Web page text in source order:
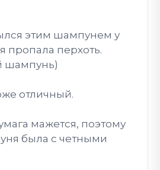
этим шампунем у
пропала перхоть.
шампунь)
отличный.
мажется, поэтому
была с четными